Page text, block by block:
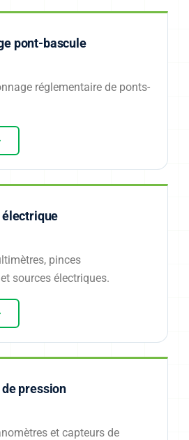
pont-bascule
réglementaire de ponts-
pinces
sources électriques.
pression
et capteurs de